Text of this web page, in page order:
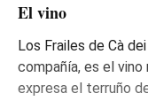
El vino
Los Frailes de Cà
compañía, es el
expresa el terruño